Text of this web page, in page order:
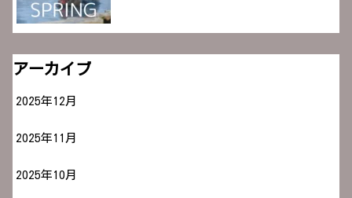
アーカイブ
2025年12月
2025年11月
2025年10月